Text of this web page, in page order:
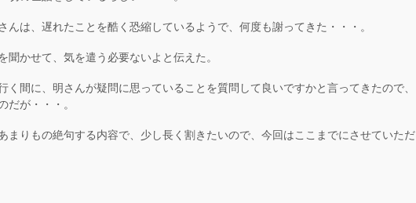
んは、遅れたことを酷く恐縮しているようで、何度も謝ってきた・・・。
聞かせて、気を遣う必要ないよと伝えた。
く間に、明さんが疑問に思っていることを質問して良いですかと言ってきたので、
だが・・・。
まりもの絶句する内容で、少し長く割きたいので、今回はここまでにさせていただ